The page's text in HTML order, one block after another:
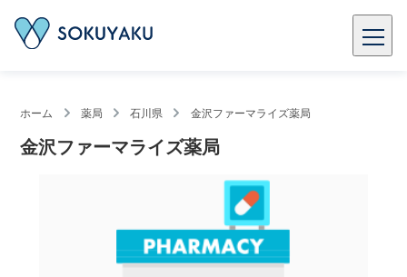
ホーム 薬局 石川県 金沢ファーマライズ薬局
金沢ファーマライズ薬局